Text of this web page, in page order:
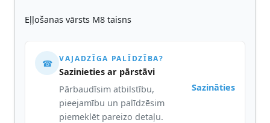
Eļļošanas vārsts M8 taisns
☎ VAJADZĪGA PALĪDZĪBA?
Sazinieties ar pārstāvi
Pārbaudīsim atbilstību,
pieejamību un palīdzēsim
piemeklēt pareizo detaļu.
Sazināties